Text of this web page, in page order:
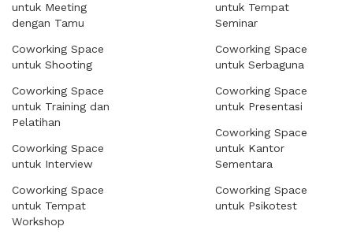
untuk Meeting
dengan Tamu
Coworking Space
untuk Shooting
Coworking Space
untuk Training dan
Pelatihan
Coworking Space
untuk Interview
Coworking Space
untuk Tempat
Workshop
untuk Tempat
Seminar
Coworking Space
untuk Serbaguna
Coworking Space
untuk Presentasi
Coworking Space
untuk Kantor
Sementara
Coworking Space
untuk Psikotest